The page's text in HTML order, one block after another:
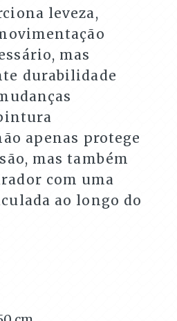
leveza,
mas
durabilidade
apenas protege
mas também
com uma
ao longo do